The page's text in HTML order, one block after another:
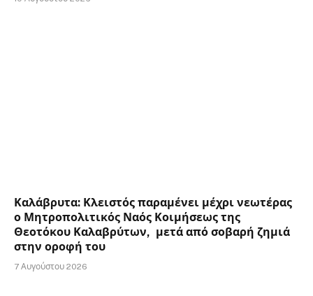
Καλάβρυτα: Κλειστός παραμένει μέχρι νεωτέρας
ο Μητροπολιτικός Ναός Κοιμήσεως της
Θεοτόκου Καλαβρύτων, μετά από σοβαρή ζημιά
στην οροφή του
7 Αυγούστου 2026